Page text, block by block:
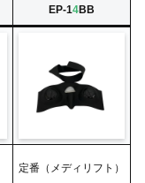
EP-14BB
定番（メディリフト）